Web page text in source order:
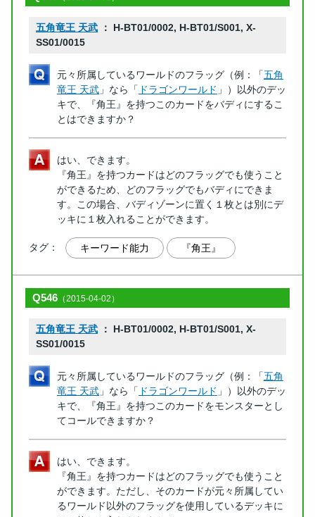
五角竜王 天武 ： H-BT01/0002, H-BT01/S001, X-
SS01/0015
元々所属しているワールドのフラッグ（例：「五角
竜王 天武 」なら「 ドラゴンワールド 」）以外のデッ
キで、『角王』を持つこのカードをバディにするこ
とはできますか？
はい、できます。
『角王』を持つカードはどのフラッグでも使うこと
ができるため、どのフラッグでもバディにできま
す。この場合、バディゾーンに置く１枚とは別にデ
ッキに１枚入れることができます。
タグ： キーワード能力 『角王』
Q546 （2015-04-02）
五角竜王 天武 ： H-BT01/0002, H-BT01/S001, X-
SS01/0015
元々所属しているワールドのフラッグ（例：「五角
竜王 天武 」なら「 ドラゴンワールド 」）以外のデッ
キで、『角王』を持つこのカードをモンスターとし
てコールできますか？
はい、できます。
『角王』を持つカードはどのフラッグでも使うこと
ができます。ただし、そのカードが元々所属してい
るワールド以外のフラッグを使用しているデッキに